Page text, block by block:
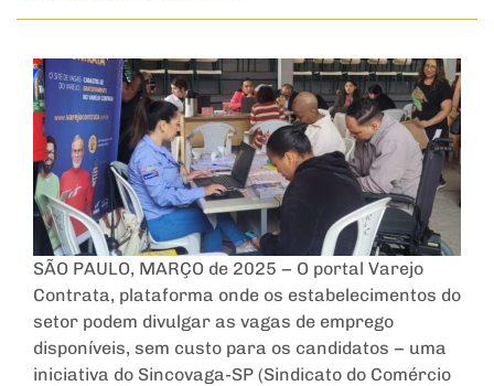
SÃO PAULO, MARÇO de 2025 − O portal Varejo
Contrata, plataforma onde os estabelecimentos do
setor podem divulgar as vagas de emprego
disponíveis, sem custo para os candidatos − uma
iniciativa do Sincovaga-SP (Sindicato do Comércio